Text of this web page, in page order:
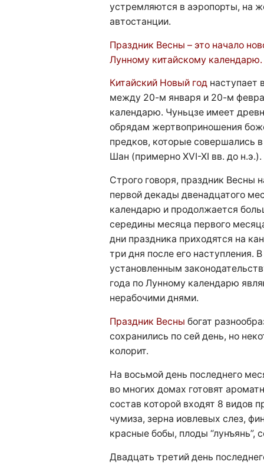
устремляются в аэропорты, на
автостанции.
Праздник Весны – это начало
Лунному китайскому календарю.
Китайский Новый годнаступает
между 20-м января и 20-м
календарю. Чуньцзе имеет
обрядам жертвоприношения
предков, которые совершались
Шан (примерно XVI-XI вв. до н.э.).
Строго говоря, праздник Весны
первой декады двенадцатого
календарю и продолжается
середины месяца первого
дни праздника приходятся на
три дня после его наступления.
установленным
года по Лунному календарю
нерабочими днями.
Праздник Весны богат
сохранились по сей день, но
колорит.
На восьмой день последнего
во многих домах готовят
состав которой входят 8 видов
чумиза, зерна иовлевых слез,
красные бобы, плоды “лунъянь”,
Двадцать третий день